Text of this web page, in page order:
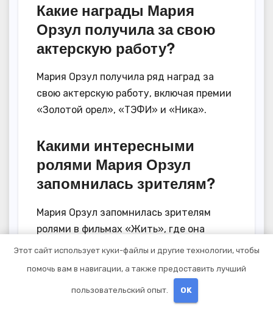
Какие награды Мария
Орзул получила за свою
актерскую работу?
Мария Орзул получила ряд наград за
свою актерскую работу, включая премии
«Золотой орел», «ТЭФИ» и «Ника».
Какими интересными
ролями Мария Орзул
запомнилась зрителям?
Мария Орзул запомнилась зрителям
ролями в фильмах «Жить», где она
исполнила роль Ольги, и «Пыль», где
множество интересных ролей в
театральных постановках и
Этот сайт использует куки-файлы и другие технологии, чтобы
помочь вам в навигации, а также предоставить лучший
пользовательский опыт. OK